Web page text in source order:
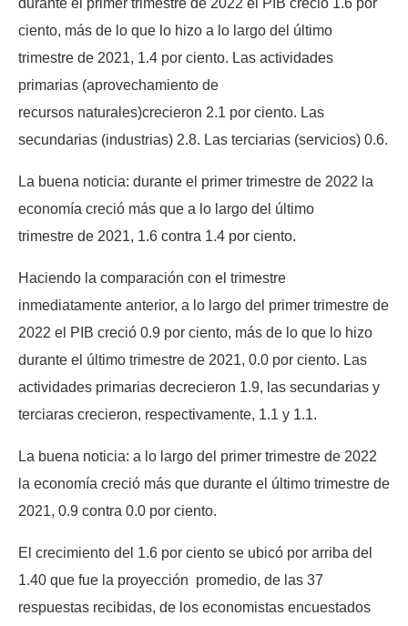
durante el primer trimestre de 2022 el PIB creció 1.6 por
ciento, más de lo que lo hizo a lo largo del último
trimestre de 2021, 1.4 por ciento. Las actividades
primarias (aprovechamiento de
recursos naturales)crecieron 2.1 por ciento. Las
secundarias (industrias) 2.8. Las terciarias (servicios) 0.6.
La buena noticia: durante el primer trimestre de 2022 la
economía creció más que a lo largo del último
trimestre de 2021, 1.6 contra 1.4 por ciento.
Haciendo la comparación con el trimestre
inmediatamente anterior, a lo largo del primer trimestre de
2022 el PIB creció 0.9 por ciento, más de lo que lo hizo
durante el último trimestre de 2021, 0.0 por ciento. Las
actividades primarias decrecieron 1.9, las secundarias y
terciaras crecieron, respectivamente, 1.1 y 1.1.
La buena noticia: a lo largo del primer trimestre de 2022
la economía creció más que durante el último trimestre de
2021, 0.9 contra 0.0 por ciento.
El crecimiento del 1.6 por ciento se ubicó por arriba del
1.40 que fue la proyección promedio, de las 37
respuestas recibidas, de los economistas encuestados